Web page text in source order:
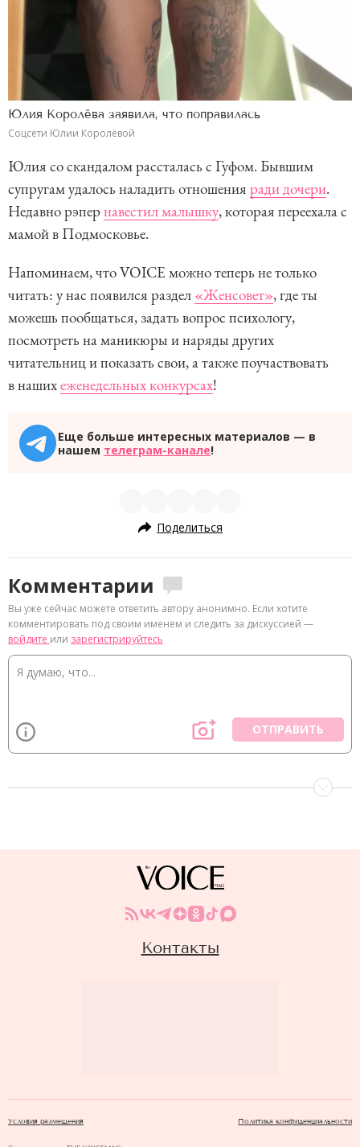
Юлия Королёва заявила, что поправилась
Соцсети Юлии Королёвой
Юлия со скандалом рассталась с Гуфом. Бывшим
супругам удалось наладить отношения ради дочери.
Недавно рэпернавестил малышку, которая переехала с
мамой в Подмосковье.
Напоминаем, что VOICE можно теперь не только
читать: у нас появился раздел «Женсовет», где ты
можешь пообщаться, задать вопрос психологу,
посмотреть на маникюры и наряды других
читательниц и показать свои, а также поучаствовать
в нашихеженедельных конкурсах!
Еще больше интересных материалов — в
нашем телеграм-канале!
Поделиться
Комментарии
Вы уже сейчас можете ответить автору анонимно. Если хотите
комментировать под своим именем и следить за дискуссией —
войдите или зарегистрируйтесь
ОТПРАВИТЬ
Контакты
Условия размещения Политика конфиденциальности